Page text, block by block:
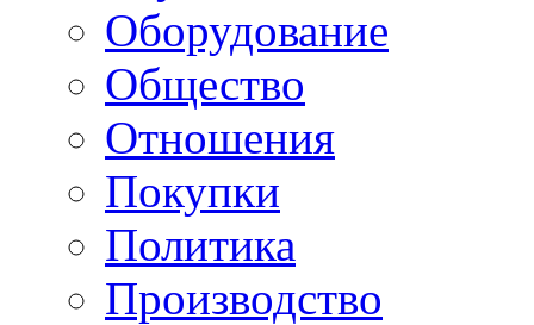
Оборудование
Общество
Отношения
Покупки
Политика
Производство